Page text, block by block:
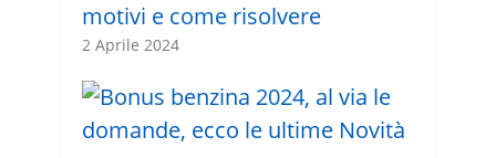
motivi e come risolvere
2 Aprile 2024